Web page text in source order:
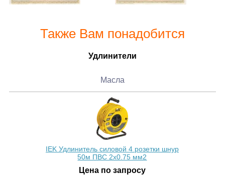
Также Вам понадобится
Удлинители
Масла
IEK Удлинитель силовой 4 розетки шнур
50м ПВС 2х0.75 мм2
Цена по запросу